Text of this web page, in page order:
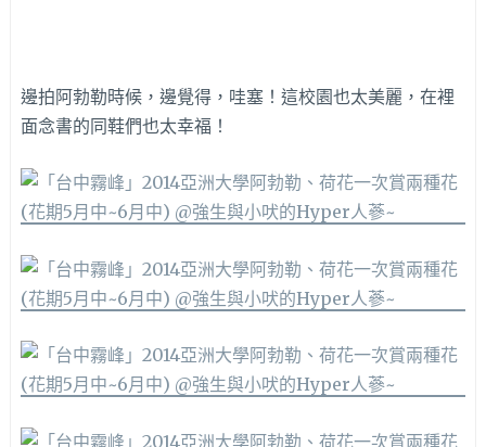
邊拍阿勃勒時候，邊覺得，哇塞！這校園也太美麗，在裡
面念書的同鞋們也太幸福！